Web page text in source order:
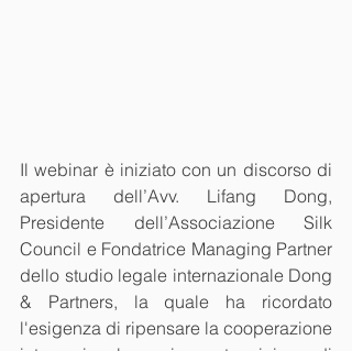
Il webinar è iniziato con un discorso di
apertura dell’Avv. Lifang Dong,
Presidente dell’Associazione Silk
Council e Fondatrice Managing Partner
dello studio legale internazionale Dong
& Partners, la quale ha ricordato
l'esigenza di ripensare la cooperazione